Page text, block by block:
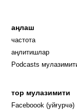
аңлаш
частота
аңлитишлар
Podcasts
тор мулазимити
Faceboook (уйғурчә)